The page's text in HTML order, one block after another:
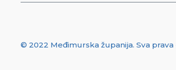
© 2022 Međimurska županija. Sva